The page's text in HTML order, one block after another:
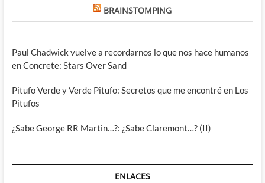
BRAINSTOMPING
Paul Chadwick vuelve a recordarnos lo que nos hace humanos
en Concrete: Stars Over Sand
Pitufo Verde y Verde Pitufo: Secretos que me encontré en Los
Pitufos
¿Sabe George RR Martin…?: ¿Sabe Claremont…? (II)
ENLACES